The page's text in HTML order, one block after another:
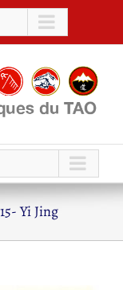
Yi Jing